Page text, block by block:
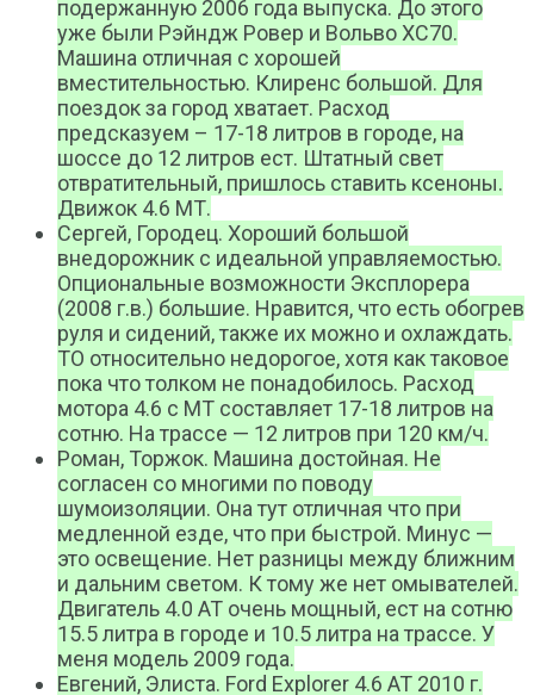
подержанную 2006 года выпуска. До этого
уже были Рэйндж Ровер и Вольво ХС70.
Машина отличная с хорошей
вместительностью. Клиренс большой. Для
поездок за город хватает. Расход
предсказуем – 17-18 литров в городе, на
шоссе до 12 литров ест. Штатный свет
отвратительный, пришлось ставить ксеноны.
Движок 4.6 МТ.
Сергей, Городец. Хороший большой
внедорожник с идеальной управляемостью.
Опциональные возможности Эксплорера
(2008 г.в.) большие. Нравится, что есть обогрев
руля и сидений, также их можно и охлаждать.
ТО относительно недорогое, хотя как таковое
пока что толком не понадобилось. Расход
мотора 4.6 с МТ составляет 17-18 литров на
сотню. На трассе — 12 литров при 120 км/ч.
Роман, Торжок. Машина достойная. Не
согласен со многими по поводу
шумоизоляции. Она тут отличная что при
медленной езде, что при быстрой. Минус —
это освещение. Нет разницы между ближним
и дальним светом. К тому же нет омывателей.
Двигатель 4.0 АТ очень мощный, ест на сотню
15.5 литра в городе и 10.5 литра на трассе. У
меня модель 2009 года.
Евгений, Элиста. Ford Explorer 4.6 AT 2010 г.